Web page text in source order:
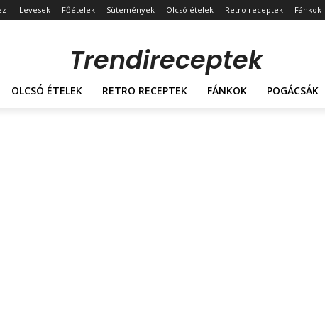
Levesek Főételek Sütemények Olcsó ételek Retro receptek Fánkok
Trendireceptek
OLCSÓ ÉTELEK RETRO RECEPTEK FÁNKOK POGÁCSÁK